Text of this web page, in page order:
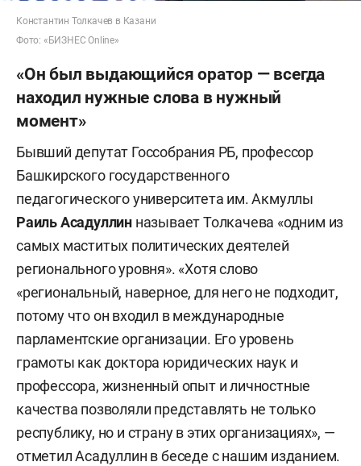
Константин Толкачев в Казани
Фото: «БИЗНЕС Online»
«Он был выдающийся оратор — всегда
находил нужные слова в нужный
момент»
Бывший депутат Госсобрания РБ, профессор
Башкирского государственного
педагогического университета им. Акмуллы
Раиль Асадуллин называет Толкачева «одним из
самых маститых политических деятелей
регионального уровня». «Хотя слово
«региональный, наверное, для него не подходит,
потому что он входил в международные
парламентские организации. Его уровень
грамоты как доктора юридических наук и
профессора, жизненный опыт и личностные
качества позволяли представлять не только
республику, но и страну в этих организациях», —
отметил Асадуллин в беседе с нашим изданием.